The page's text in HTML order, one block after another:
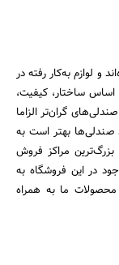
لوازم به‌کار رفته در
اساس ساختار، کیفیت،
گران‌تر الزاما
صندلی‌ها بهتر است به
مراکز فروش
در این فروشگاه به
محصولات ما به همراه